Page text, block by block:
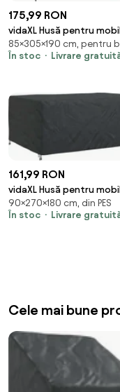
175,99 RON
vidaXL Husă pentru
Simplu Negru 305 x 190 x
210D
85×305×190 cm, pentru
În stoc
Livrare
161,99 RON
vidaXL Husă pentru
Simplu Negru 270 x 180 x
210D
90×270×180 cm, din PES
În stoc
Livrare
Cele mai bune